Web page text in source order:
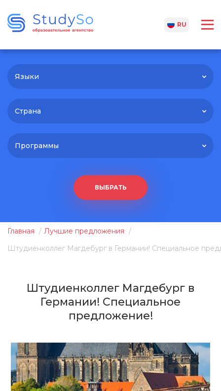
RU
Языки
Страна
Программы
ВЫБРАТЬ
Главная
Лучшие предложения
Штудиенколлег Магдебург в Германии! Специальное
Штудиенколлег Магдебург в
Германии! Специальное
предложение!